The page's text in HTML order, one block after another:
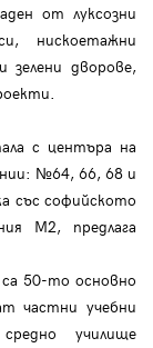
от луксозни
нискоетажни
зелени дворове,
с центъра на
№64, 66, 68 и
със софийското
М2, предлага
50-то основно
частни учебни
училище